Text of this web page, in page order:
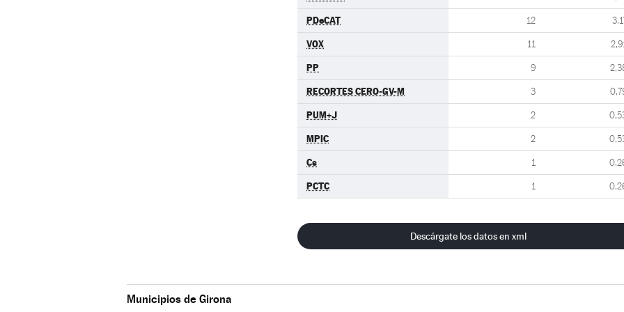
PDeCAT 12
VOX 11
PP 9
RECORTES CERO-GV-M 3
PUM+J 2
MPIC 2
Cs 1
PCTC 1
Descárgate los datos en xml
Municipios de Girona